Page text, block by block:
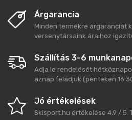
Árgarancia
Minden termékre árgaranciát
versenytársaink áraihoz
Szállítás 3-6
Adja le rendelését
aznap feladjuk (pénteken
Jó értékelések
Skisport.hu értékelése 4,9 / 5.